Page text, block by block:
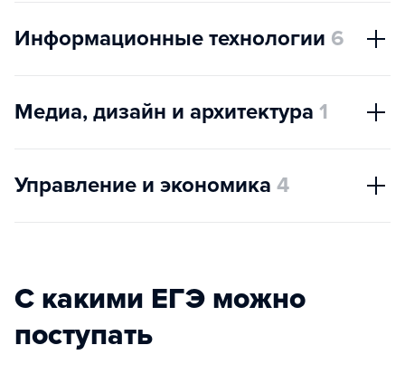
Информационные технологии 6
Медиа, дизайн и архитектура 1
Управление и экономика 4
С какими ЕГЭ можно
поступать